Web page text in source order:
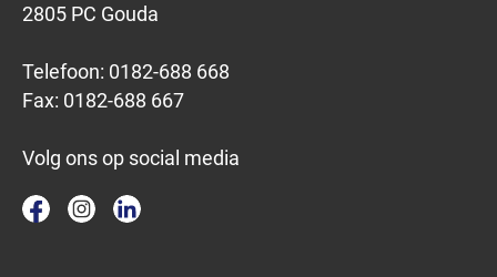
2805 PC Gouda
Telefoon: 0182-688 668
Fax: 0182-688 667
Volg ons op social media